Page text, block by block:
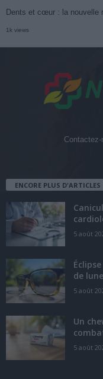
Dents et cœur : la nouvelle
1k views
Contactez-
ENCORE PLUS D'ARTICLES
5 août
de
5 août
Un
5 août